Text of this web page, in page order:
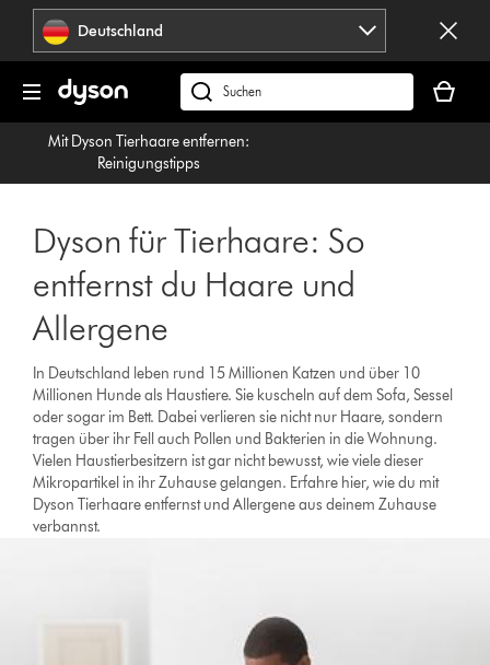
Navigation
überspringenDeutschland
dyson.de
durchsuchen
ist
Mit Dyson Tierhaare entfernen:
Reinigungstipps
Dyson für Tierhaare: So
entfernst du Haare und
Allergene
In Deutschland leben rund 15 Millionen Katzen und über 10
Millionen Hunde als Haustiere. Sie kuscheln auf dem Sofa, Sessel
oder sogar im Bett. Dabei verlieren sie nicht nur Haare, sondern
tragen über ihr Fell auch Pollen und Bakterien in die Wohnung.
Vielen Haustierbesitzern ist gar nicht bewusst, wie viele dieser
Mikropartikel in ihr Zuhause gelangen. Erfahre hier, wie du mit
Dyson Tierhaare entfernst und Allergene aus deinem Zuhause
verbannst.